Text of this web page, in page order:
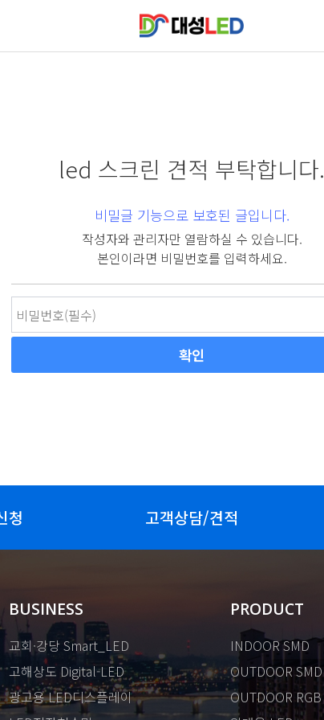
led 스크린 견적 부탁합니다.
비밀글 기능으로 보호된 글입니다.
작성자와 관리자만 열람하실 수 있습니다.
본인이라면 비밀번호를 입력하세요.
청 고객상담/견적
BUSINESS
교회·강당 Smart_LED
고해상도 Digital-LED
광고용 LED디스플레이
PRODUCT
INDOOR SMD
OUTDOOR SMD
OUTDOOR RGB